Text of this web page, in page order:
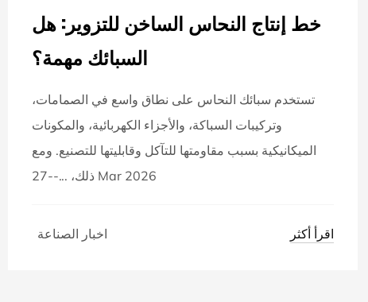
خط إنتاج النحاس الساخن للتزوير: هل
السبائك مهمة؟
تستخدم سبائك النحاس على نطاق واسع في الصمامات،
وتركيبات السباكة، والأجزاء الكهربائية، والمكونات
الميكانيكية بسبب مقاومتها للتآكل وقابليتها للتصنيع. ومع
ذلك، ...--27 Mar 2026
اخبار الصناعة اقرأ أكثر